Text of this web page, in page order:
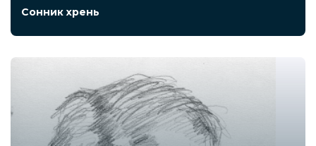
Сонник хрень